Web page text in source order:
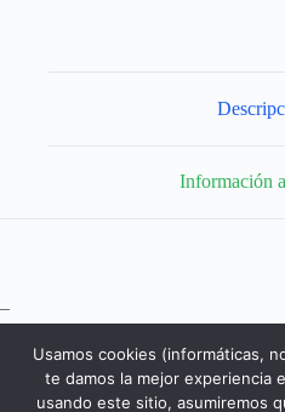
Información
–
Usamos cookies (informáticas,
te damos la mejor experiencia
usando este sitio, asumiremos